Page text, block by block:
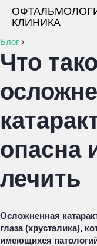
КЛИНИКА
Блог ›
Что
опасна
лечить
Осложненная
глаза (хрусталика),
имеющихся